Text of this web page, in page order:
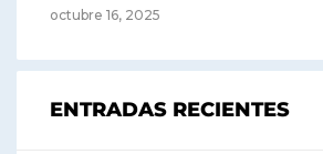
octubre 16, 2025
ENTRADAS RECIENTES